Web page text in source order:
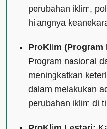
perubahan iklim,
hilangnya
ProKlim (Program
Program nasional
meningkatkan
dalam melakukan
perubahan iklim di